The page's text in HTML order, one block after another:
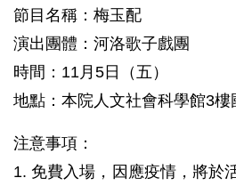
節目名稱：梅玉配
演出團體：河洛歌子戲團
時間：11月5日（五）
地點：本院人文社會科學館3樓
注意事項：
1. 免費入場，因應疫情，將於